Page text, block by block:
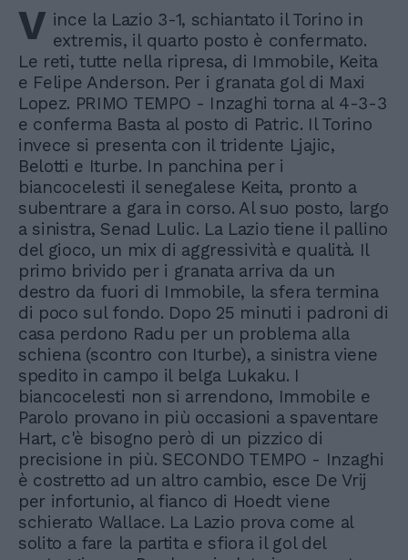
V ince la Lazio 3-1, schiantato il Torino in
extremis, il quarto posto è confermato.
Le reti, tutte nella ripresa, di Immobile, Keita
e Felipe Anderson. Per i granata gol di Maxi
Lopez. PRIMO TEMPO - Inzaghi torna al 4-3-3
e conferma Basta al posto di Patric. Il Torino
invece si presenta con il tridente Ljajic,
Belotti e Iturbe. In panchina per i
biancocelesti il senegalese Keita, pronto a
subentrare a gara in corso. Al suo posto, largo
a sinistra, Senad Lulic. La Lazio tiene il pallino
del gioco, un mix di aggressività e qualità. Il
primo brivido per i granata arriva da un
destro da fuori di Immobile, la sfera termina
di poco sul fondo. Dopo 25 minuti i padroni di
casa perdono Radu per un problema alla
schiena (scontro con Iturbe), a sinistra viene
spedito in campo il belga Lukaku. I
biancocelesti non si arrendono, Immobile e
Parolo provano in più occasioni a spaventare
Hart, c'è bisogno però di un pizzico di
precisione in più. SECONDO TEMPO - Inzaghi
è costretto ad un altro cambio, esce De Vrij
per infortunio, al fianco di Hoedt viene
schierato Wallace. La Lazio prova come al
solito a fare la partita e sfiora il gol del